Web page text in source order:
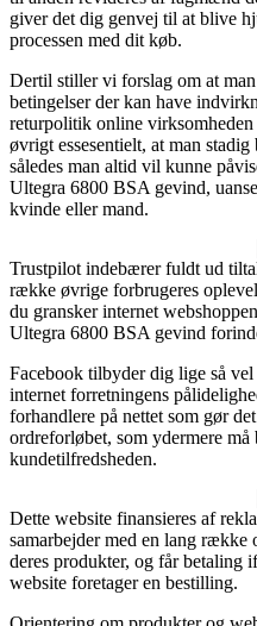
giver det dig genvej til at blive
processen med dit køb.
Dertil stiller vi forslag om at
betingelser der kan have
returpolitik online
øvrigt essesentielt, at man
således man altid vil kunne
Ultegra 6800 BSA gevind,
kvinde eller mand.
Trustpilot indebærer fuldt ud
række øvrige forbrugeres
du gransker internet
Ultegra 6800 BSA gevind
Facebook tilbyder dig lige så
internet forretningens
forhandlere på nettet som gør
ordreforløbet, som ydermere må
kundetilfredsheden.
Dette website finansieres af
samarbejder med en lang række
deres produkter, og får betaling
website foretager en bestilling.